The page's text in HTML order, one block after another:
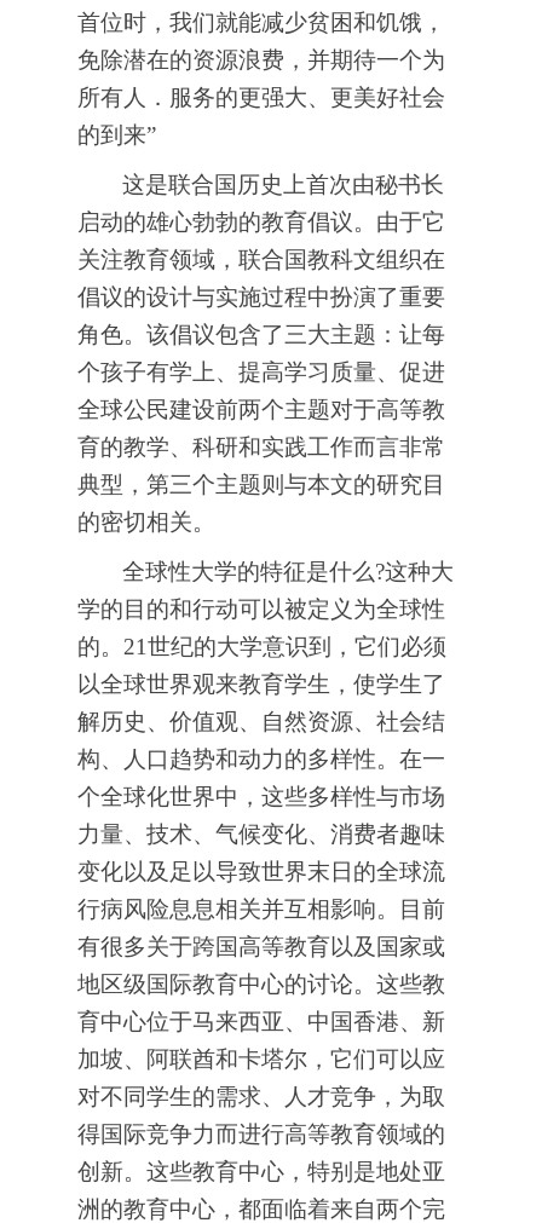
首位时，我们就能减少贫困和饥饿，
免除潜在的资源浪费，并期待一个为
所有人．服务的更强大、更美好社会
的到来”
这是联合国历史上首次由秘书长
启动的雄心勃勃的教育倡议。由于它
关注教育领域，联合国教科文组织在
倡议的设计与实施过程中扮演了重要
角色。该倡议包含了三大主题：让每
个孩子有学上、提高学习质量、促进
全球公民建设前两个主题对于高等教
育的教学、科研和实践工作而言非常
典型，第三个主题则与本文的研究目
的密切相关。
全球性大学的特征是什么?这种大
学的目的和行动可以被定义为全球性
的。21世纪的大学意识到，它们必须
以全球世界观来教育学生，使学生了
解历史、价值观、自然资源、社会结
构、人口趋势和动力的多样性。在一
个全球化世界中，这些多样性与市场
力量、技术、气候变化、消费者趣味
变化以及足以导致世界末日的全球流
行病风险息息相关并互相影响。目前
有很多关于跨国高等教育以及国家或
地区级国际教育中心的讨论。这些教
育中心位于马来西亚、中国香港、新
加坡、阿联酋和卡塔尔，它们可以应
对不同学生的需求、人才竞争，为取
得国际竞争力而进行高等教育领域的
创新。这些教育中心，特别是地处亚
洲的教育中心，都面临着来自两个完